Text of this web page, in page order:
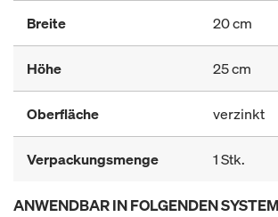
Breite 20 cm
Höhe 25 cm
Oberfläche verzinkt
Verpackungsmenge 1 Stk.
ANWENDBAR IN FOLGENDEN